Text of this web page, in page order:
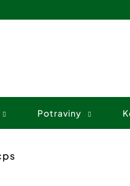
Potraviny